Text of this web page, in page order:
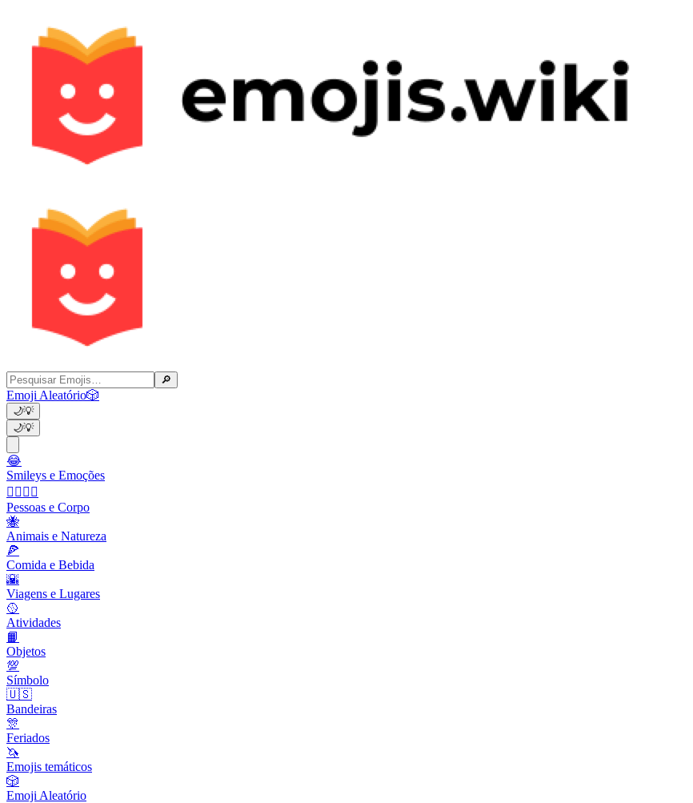
🔎
Emoji Aleatório🎲
🌙💡
🌙💡
😂
Smileys e Emoções
👩‍❤️‍💋‍👨
Pessoas e Corpo
🐝
Animais e Natureza
🍕
Comida e Bebida
🌇
Viagens e Lugares
🥎
Atividades
📙
Objetos
💯
Símbolo
🇺🇸
Bandeiras
🎊
Feriados
🦄
Emojis temáticos
🎲
Emoji Aleatório